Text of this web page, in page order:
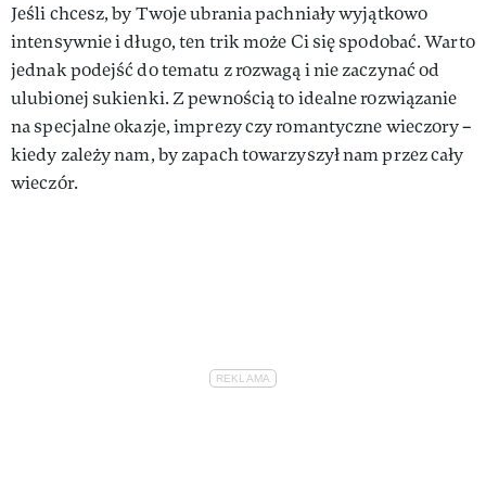
Jeśli chcesz, by Twoje ubrania pachniały wyjątkowo
intensywnie i długo, ten trik może Ci się spodobać. Warto
jednak podejść do tematu z rozwagą i nie zaczynać od
ulubionej sukienki. Z pewnością to idealne rozwiązanie
na specjalne okazje, imprezy czy romantyczne wieczory –
kiedy zależy nam, by zapach towarzyszył nam przez cały
wieczór.